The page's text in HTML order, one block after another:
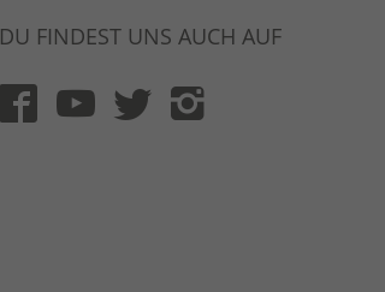
DU FINDEST UNS AUCH AUF